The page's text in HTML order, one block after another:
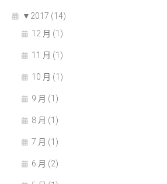
▼ 2017 (14)
12 月 (1)
11 月 (1)
10 月 (1)
9 月 (1)
8 月 (1)
7 月 (1)
6 月 (2)